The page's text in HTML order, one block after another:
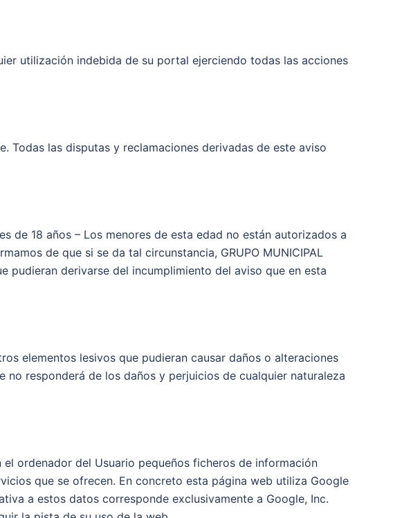
utilización indebida de su portal ejerciendo todas las acciones
Todas las disputas y reclamaciones derivadas de este aviso
de 18 años – Los menores de esta edad no están autorizados a
de que si se da tal circunstancia, GRUPO MUNICIPAL
pudieran derivarse del incumplimiento del aviso que en esta
elementos lesivos que pudieran causar daños o alteraciones
responderá de los daños y perjuicios de cualquier naturaleza
ordenador del Usuario pequeños ficheros de información
que se ofrecen. En concreto esta página web utiliza Google
a estos datos corresponde exclusivamente a Google, Inc.